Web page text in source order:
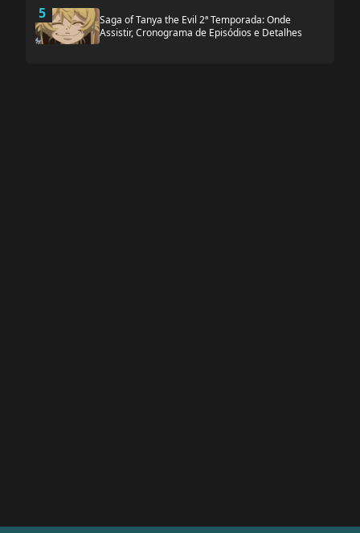
5
Saga of Tanya the Evil 2ª Temporada: Onde
Assistir, Cronograma de Episódios e Detalhes